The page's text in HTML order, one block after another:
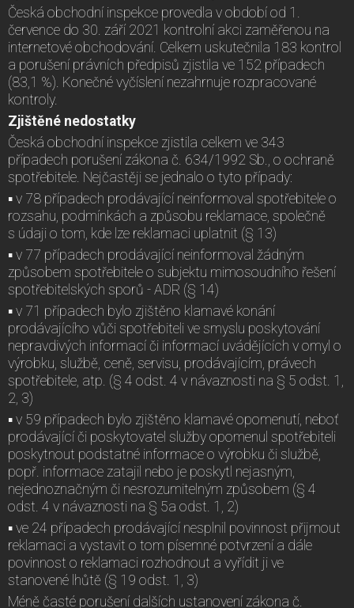
Česká obchodní inspekce provedla v období od 1.
července do 30. září 2021 kontrolní akci zaměřenou na
internetové obchodování. Celkem uskutečnila 183 kontrol
a porušení právních předpisů zjistila ve 152 případech
(83,1 %). Konečné vyčíslení nezahrnuje rozpracované
kontroly.
Zjištěné nedostatky
Česká obchodní inspekce zjistila celkem ve 343
případech porušení zákona č. 634/1992 Sb., o ochraně
spotřebitele. Nejčastěji se jednalo o tyto případy:
▪ v 78 případech prodávající neinformoval spotřebitele o
rozsahu, podmínkách a způsobu reklamace, společně
s údaji o tom, kde lze reklamaci uplatnit (§ 13)
▪ v 77 případech prodávající neinformoval žádným
způsobem spotřebitele o subjektu mimosoudního řešení
spotřebitelských sporů - ADR (§ 14)
▪ v 71 případech bylo zjištěno klamavé konání
prodávajícího vůči spotřebiteli ve smyslu poskytování
nepravdivých informací či informací uvádějících v omyl o
výrobku, službě, ceně, servisu, prodávajícím, právech
spotřebitele, atp. (§ 4 odst. 4 v návaznosti na § 5 odst. 1,
2, 3)
▪ v 59 případech bylo zjištěno klamavé opomenutí, neboť
prodávající či poskytovatel služby opomenul spotřebiteli
poskytnout podstatné informace o výrobku či službě,
popř. informace zatajil nebo je poskytl nejasným,
nejednoznačným či nesrozumitelným způsobem (§ 4
odst. 4 v návaznosti na § 5a odst. 1, 2)
▪ ve 24 případech prodávající nesplnil povinnost přijmout
reklamaci a vystavit o tom písemné potvrzení a dále
povinnost o reklamaci rozhodnout a vyřídit ji ve
stanovené lhůtě (§ 19 odst. 1, 3)
Méně časté porušení dalších ustanovení zákona č.